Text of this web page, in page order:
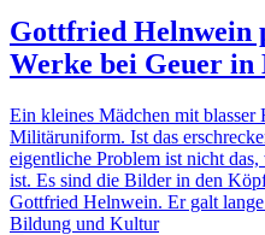
Gottfried Helnwein
Werke bei Geuer in
Ein kleines Mädchen mit
Militäruniform. Ist das
eigentliche Problem ist nicht
ist. Es sind die Bilder in den
Gottfried Helnwein. Er galt
Bildung und Kultur